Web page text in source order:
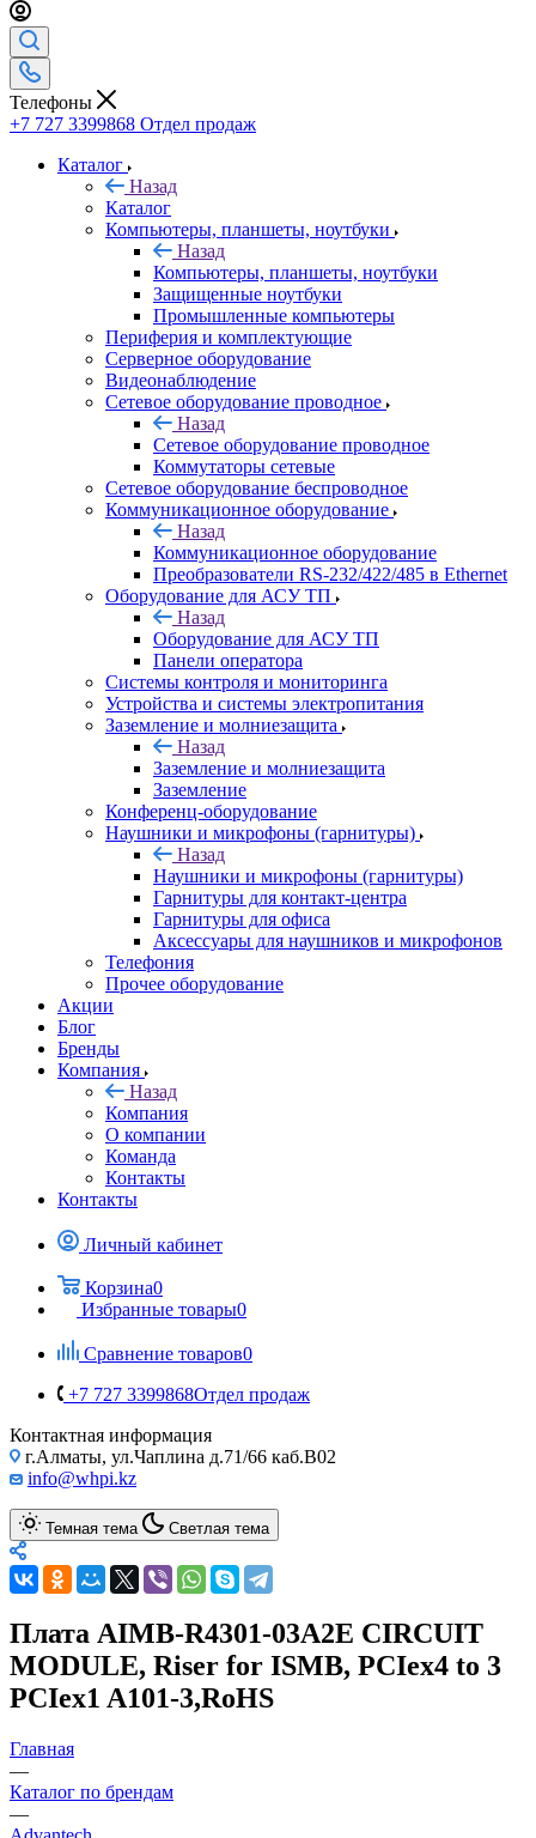
Телефоны
+7 727 3399868 Отдел продаж
Каталог
Назад
Каталог
Компьютеры, планшеты, ноутбуки
Назад
Компьютеры, планшеты, ноутбуки
Защищенные ноутбуки
Промышленные компьютеры
Периферия и комплектующие
Серверное оборудование
Видеонаблюдение
Сетевое оборудование проводное
Назад
Сетевое оборудование проводное
Коммутаторы сетевые
Сетевое оборудование беспроводное
Коммуникационное оборудование
Назад
Коммуникационное оборудование
Преобразователи RS-232/422/485 в Ethernet
Оборудование для АСУ ТП
Назад
Оборудование для АСУ ТП
Панели оператора
Системы контроля и мониторинга
Устройства и системы электропитания
Заземление и молниезащита
Назад
Заземление и молниезащита
Заземление
Конференц-оборудование
Наушники и микрофоны (гарнитуры)
Назад
Наушники и микрофоны (гарнитуры)
Гарнитуры для контакт-центра
Гарнитуры для офиса
Аксессуары для наушников и микрофонов
Телефония
Прочее оборудование
Акции
Блог
Бренды
Компания
Назад
Компания
О компании
Команда
Контакты
Контакты
Личный кабинет
Корзина0
Избранные товары0
Сравнение товаров0
+7 727 3399868Отдел продаж
Контактная информация
г.Алматы, ул.Чаплина д.71/66 каб.B02
info@whpi.kz
Темная тема Светлая тема
Плата AIMB-R4301-03A2E CIRCUIT
MODULE, Riser for ISMB, PCIex4 to 3
PCIex1 A101-3,RoHS
Главная
—
Каталог по брендам
—